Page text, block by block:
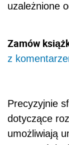
uzależnione
Zamów
z
Precyzyjnie
dotyczące
umożliwiają